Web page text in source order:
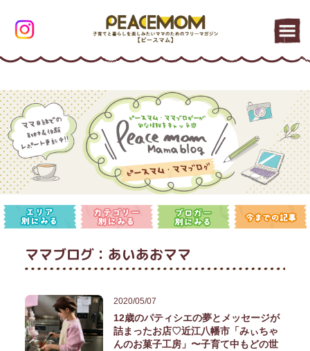
ママブログ：あいあおママ
2020/05/07
12歳のパティシエの夢とメッセージが
詰まったお店♡近江八幡市「みぃちゃ
んのお菓子工房」〜子育て中もどの世